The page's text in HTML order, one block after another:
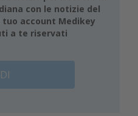
con le notizie del
tuo account Medikey
a te riservati